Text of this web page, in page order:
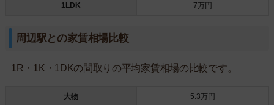
1LDK 7万円
周辺駅との家賃相場比較
1R・1K・1DKの間取りの平均家賃相場の比較です。
大物 5.3万円